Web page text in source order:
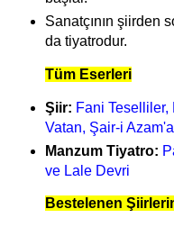
Sanatçının şiirden
da tiyatrodur.
Tüm Eserleri
Şiir: Fani Teselliler,
Vatan, Şair-i
Manzum Tiyatro:
ve Lale Devri
Bestelenen